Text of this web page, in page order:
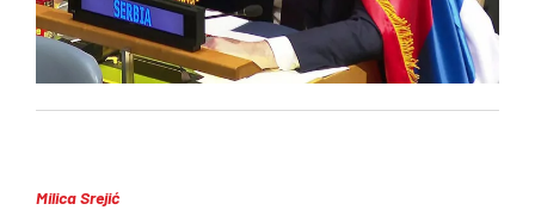
Milica Srejić